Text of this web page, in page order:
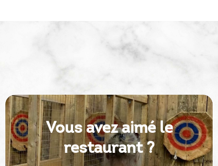
Vous avez aimé le
restaurant ?